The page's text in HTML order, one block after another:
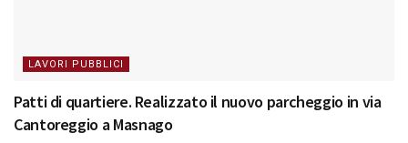
LAVORI PUBBLICI
Patti di quartiere. Realizzato il nuovo parcheggio in via
Cantoreggio a Masnago